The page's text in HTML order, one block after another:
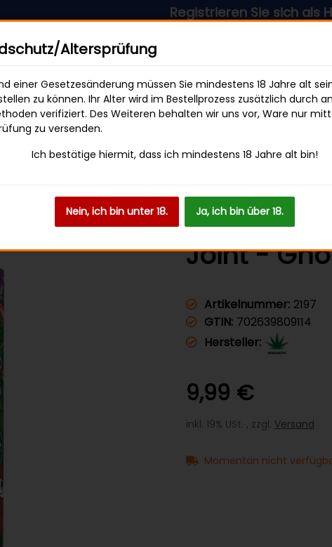
Registrieren Sie sich als
SWEETS & SNACKS
Pre Rolled Joint - Ghost Train Haze
Bunte
Joint -
Artikelnummer: 2197
GTIN: 702639809114
Hersteller:
9,99 €
inkl. 19% USt. , zzgl. Versand
Momentan nicht
Altersprüfung
einer Gesetzesänderung müssen Sie mindestens 18 Jahre alt
zu können. Ihr Alter wird im Bestellprozess zusätzlich durch
verifiziert. Des Weiteren behalten wir uns vor, Ware nur
zu versenden.
Ich bestätige hiermit, dass ich mindestens 18 Jahre alt bin!
Nein, ich bin unter 18. Ja, ich bin über 18.